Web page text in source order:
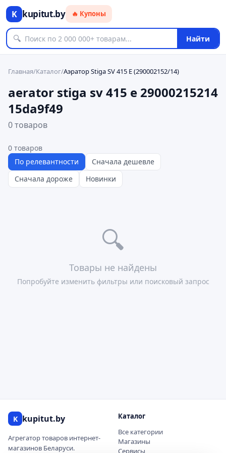
K kupitut.by 🔥 Купоны
🔍 Найти
Главная/Каталог/Аэратор Stiga SV 415 E (290002152/14)
aerator stiga sv 415 e 29000215214
15da9f49
0 товаров
0 товаров
По релевантности
Сначала дешевле
Сначала дороже
Новинки
🔍
Товары не найдены
Попробуйте изменить фильтры или поисковый запрос
K kupitut.by
Агрегатор товаров интернет-
магазинов Беларуси.
Каталог
Все категории
Магазины
Сервисы